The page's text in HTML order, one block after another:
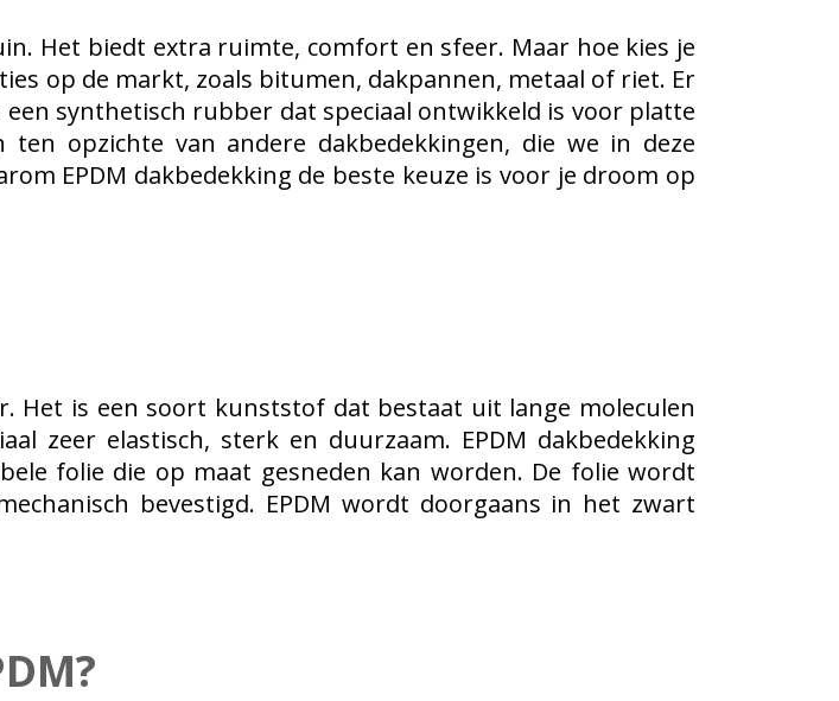
Het biedt extra ruimte, comfort en sfeer. Maar hoe kies je
op de markt, zoals bitumen, dakpannen, metaal of riet. Er
een synthetisch rubber dat speciaal ontwikkeld is voor platte
opzichte van andere dakbedekkingen, die we in deze
EPDM dakbedekking de beste keuze is voor je droom op
Het is een soort kunststof dat bestaat uit lange moleculen
zeer elastisch, sterk en duurzaam. EPDM dakbedekking
folie die op maat gesneden kan worden. De folie wordt
bevestigd. EPDM wordt doorgaans in het zwart